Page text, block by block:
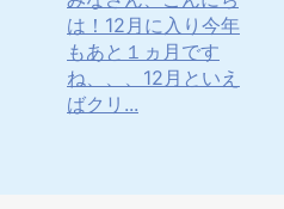
は！12月に入り今年
もあと１ヵ月です
ね、、、12月といえ
ばクリ...